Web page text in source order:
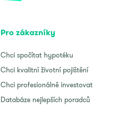
Pro zákazníky
Chci spočítat hypotéku
Chci kvalitní životní pojištění
Chci profesionálně investovat
Databáze nejlepších poradců